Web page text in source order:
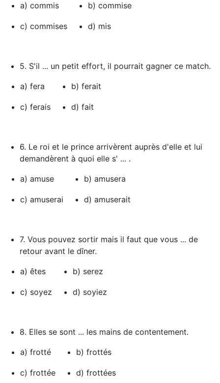
a) commis b) commise
c) commises d) mis
5. S'il ... un petit effort, il pourrait gagner ce match.
a) fera b) ferait
c) ferais d) fait
6. Le roi et le prince arrivèrent auprès d'elle et lui
demandèrent à quoi elle s' ... .
a) amuse b) amusera
c) amuserai d) amuserait
7. Vous pouvez sortir mais il faut que vous ... de
retour avant le dîner.
a) êtes b) serez
c) soyez d) soyiez
8. Elles se sont ... les mains de contentement.
a) frotté b) frottés
c) frottée d) frottées